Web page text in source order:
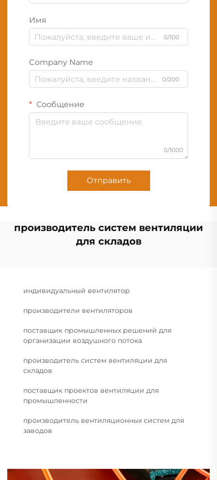
Имя
0/100
Company Name
0/200
Сообщение
0/1000
Отправить
производитель систем вентиляции
для складов
индивидуальный вентилятор
производители вентиляторов
поставщик промышленных решений для
организации воздушного потока
производитель систем вентиляции для
складов
поставщик проектов вентиляции для
промышленности
производитель вентиляционных систем для
заводов